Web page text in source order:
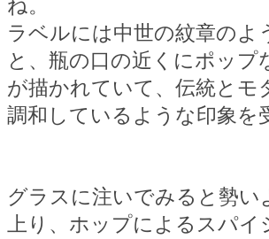
ね。
ラベルには中世の紋章のよ
と、瓶の口の近くにポップ
が描かれていて、伝統とモ
調和しているような印象を
グラスに注いでみると勢い
上り、ホップによるスパ